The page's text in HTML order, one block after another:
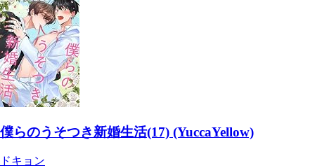
僕らのうそつき新婚生活(17) (YuccaYellow)
ドキョン